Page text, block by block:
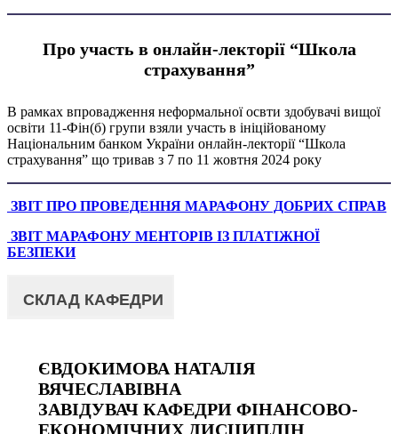
Про участь в онлайн-лекторії “Школа
страхування”
В рамках впровадження неформальної освти здобувачі вищої
освіти 11-Фін(б) групи взяли участь в ініційованому
Національним банком України онлайн-лекторії “Школа
страхування” що тривав з 7 по 11 жовтня 2024 року
ЗВІТ ПРО ПРОВЕДЕННЯ МАРАФОНУ ДОБРИХ СПРАВ
ЗВІТ МАРАФОНУ МЕНТОРІВ ІЗ ПЛАТІЖНОЇ
БЕЗПЕКИ
СКЛАД КАФЕДРИ
ЄВДОКИМОВА НАТАЛІЯ
ВЯЧЕСЛАВІВНА
ЗАВІДУВАЧ КАФЕДРИ ФІНАНСОВО-
ЕКОНОМІЧНИХ ДИСЦИПЛІН